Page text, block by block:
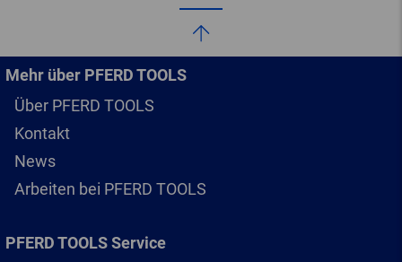
Mehr über PFERD TOOLS
Über PFERD TOOLS
Kontakt
News
Arbeiten bei PFERD TOOLS
PFERD TOOLS Service